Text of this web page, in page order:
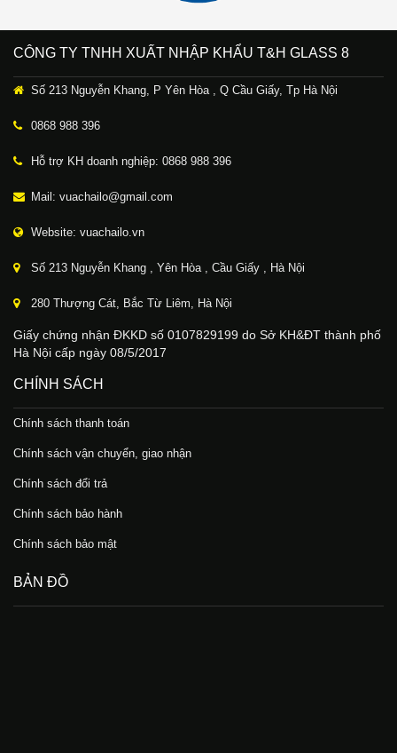
CÔNG TY TNHH XUẤT NHẬP KHẨU T&H GLASS 8
Số 213 Nguyễn Khang, P Yên Hòa , Q Cầu Giấy, Tp Hà Nội
0868 988 396
Hỗ trợ KH doanh nghiệp: 0868 988 396
Mail: vuachailo@gmail.com
Website: vuachailo.vn
Số 213 Nguyễn Khang , Yên Hòa , Cầu Giấy , Hà Nội
280 Thượng Cát, Bắc Từ Liêm, Hà Nội
Giấy chứng nhận ĐKKD số 0107829199 do Sở KH&ĐT thành phố
Hà Nội cấp ngày 08/5/2017
CHÍNH SÁCH
Chính sách thanh toán
Chính sách vận chuyển, giao nhận
Chính sách đổi trả
Chính sách bảo hành
Chính sách bảo mật
BẢN ĐỒ